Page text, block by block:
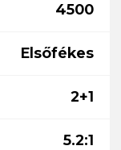
4500
Elsőfékes
2+1
5.2:1